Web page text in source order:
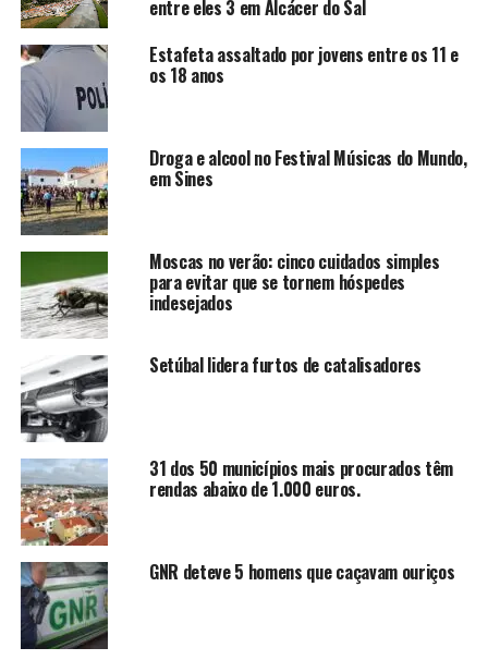
entre eles 3 em Alcácer do Sal
Estafeta assaltado por jovens entre os 11 e
os 18 anos
Droga e alcool no Festival Músicas do Mundo,
em Sines
Moscas no verão: cinco cuidados simples
para evitar que se tornem hóspedes
indesejados
Setúbal lidera furtos de catalisadores
31 dos 50 municípios mais procurados têm
rendas abaixo de 1.000 euros.
GNR deteve 5 homens que caçavam ouriços